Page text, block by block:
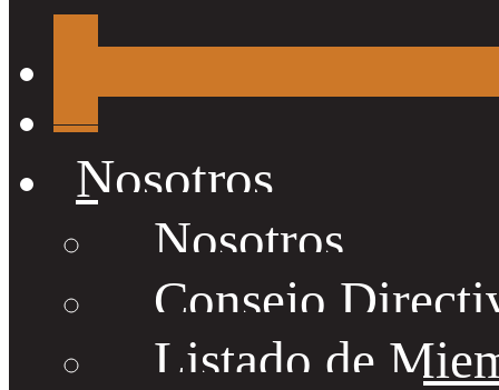
Nosotros
Nosotros
Consejo
Listado de